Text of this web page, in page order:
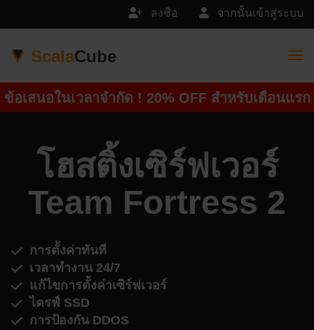
จากนั้นเข้าสู่ระบบ
ลงชื่อ
ScalaCube
ข้อเสนอในเวลาจำกัด ! 20% OFF สำหรับเดือนแรก
โฮสติ้งเซิร์ฟเวอร์
Team Fortress 2
การตั้งค่าทันที
เวลาทำงาน 24/7
แก้ไขการตั้งค่าเซิร์ฟเวอร์
ไดรฟ์ SSD
การป้องกัน DDOS